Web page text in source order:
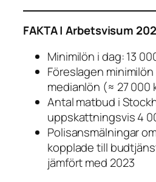
FAKTA | Arbetsvisum
Minimilön i dag:13
Föreslagen minimilön
medianlön (≈ 27 000
Antal matbud i
uppskattningsvis 4
Polisansmälningar
kopplade till
jämfört med 2023